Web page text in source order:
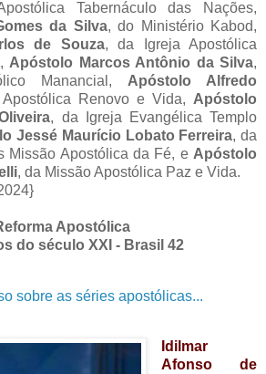
Tabernáculo das Nações,
da Silva, do Ministério Kabod,
de Souza, da Igreja Apostólica
Apóstolo Marcos Antônio da Silva,
Manancial, Apóstolo Alfredo
Renovo e Vida, Apóstolo
, da Igreja Evangélica Templo
Jessé Maurício Lobato Ferreira, da
Missão Apostólica da Fé, e Apóstolo
, da Missão Apostólica Paz e Vida.
Apostólica
do século XXI - Brasil 42
sobre as séries apostólicas...
Idilmar
Afonso de